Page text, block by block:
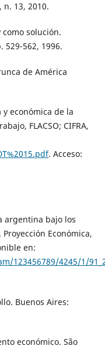
n. 13, 2010.
como solución.
529-562, 1996.
de América
y económica de la
FLACSO; CIFRA,
. Acceso:
argentina bajo los
Económica,
en:
123456789/4245/1/
Buenos Aires:
económico. São